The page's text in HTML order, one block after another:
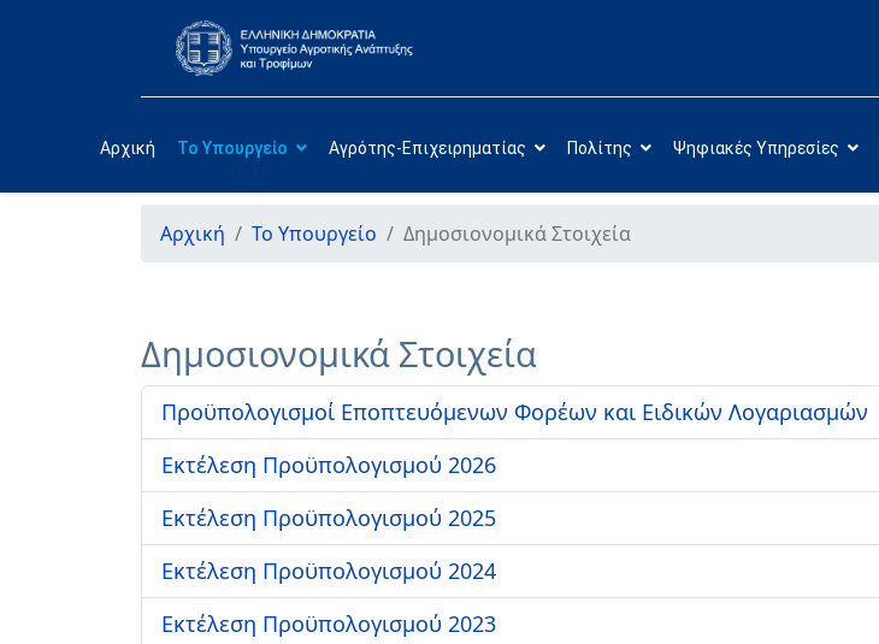
Αρχική Το Υπουργείο Αγρότης-Επιχειρηματίας Πολίτης Ψηφιακές Υπηρεσίες
Αρχική Το Υπουργείο Δημοσιονομικά Στοιχεία
Δημοσιονομικά Στοιχεία
Προϋπολογισμοί Εποπτευόμενων Φορέων και Ειδικών Λογαριασμών
Εκτέλεση Προϋπολογισμού 2026
Εκτέλεση Προϋπολογισμού 2025
Εκτέλεση Προϋπολογισμού 2024
Εκτέλεση Προϋπολογισμού 2023